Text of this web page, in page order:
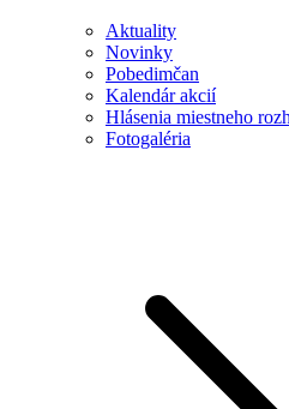
Aktuality
Novinky
Pobedimčan
Kalendár akcií
Hlásenia miestneho
Fotogaléria